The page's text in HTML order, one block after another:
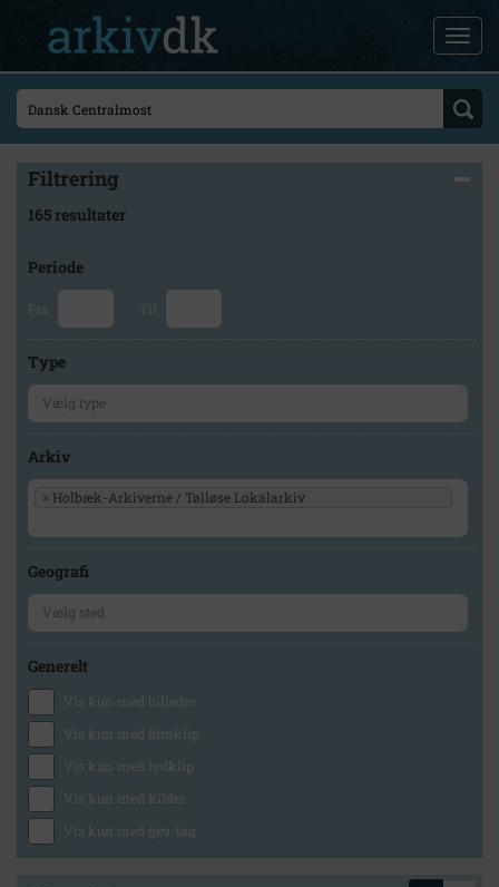
Filtrering
165 resultater
Periode
Fra Til
Type
Arkiv
× Holbæk-Arkiverne / Tølløse Lokalarkiv
Geografi
Generelt
Vis kun med billeder
Vis kun med filmklip
Vis kun med lydklip
Vis kun med kilder
Vis kun med geo-tag